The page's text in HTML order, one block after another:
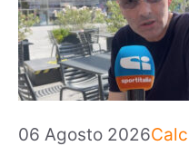
06 Agosto 2026